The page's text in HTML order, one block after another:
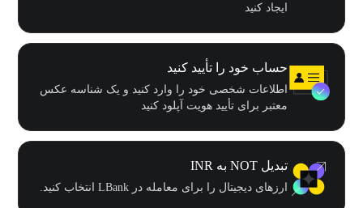
ایجاد کنید
حساب خود را تأیید کنید
اطلاعات شخصی خود را وارد کنید و یک شناسه عکس
معتبر برای تأیید هویت آپلود کنید
تبدیل NOT به INR
ارزهای دیجیتال را برای معامله در LBank انتخاب کنید.